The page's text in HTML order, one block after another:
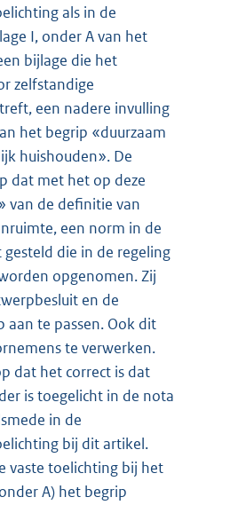
als in de
I, onder A van het
bijlage die het
zelfstandige
een nadere invulling
het begrip «duurzaam
huishouden». De
dat met het op deze
van de definitie van
een norm in de
die in de regeling
opgenomen. Zij
en de
te passen. Ook dit
te verwerken.
dat het correct is dat
is toegelicht in de nota
in de
bij dit artikel.
vaste toelichting bij het
A) het begrip